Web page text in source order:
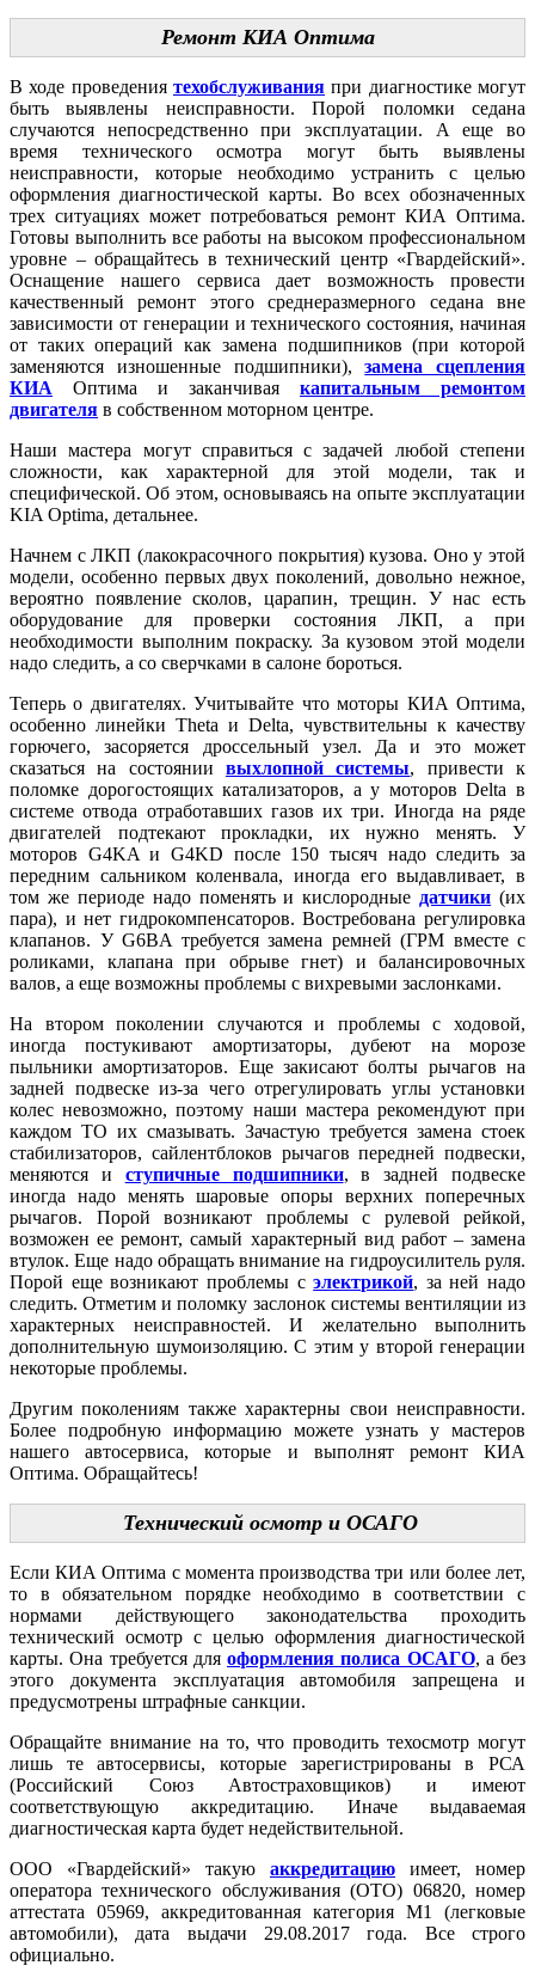
Ремонт КИА Оптима
В ходе проведения техобслуживания при диагностике могут
быть выявлены неисправности. Порой поломки седана
случаются непосредственно при эксплуатации. А еще во
время технического осмотра могут быть выявлены
неисправности, которые необходимо устранить с целью
оформления диагностической карты. Во всех обозначенных
трех ситуациях может потребоваться ремонт КИА Оптима.
Готовы выполнить все работы на высоком профессиональном
уровне – обращайтесь в технический центр «Гвардейский».
Оснащение нашего сервиса дает возможность провести
качественный ремонт этого среднеразмерного седана вне
зависимости от генерации и технического состояния, начиная
от таких операций как замена подшипников (при которой
заменяются изношенные подшипники),замена сцепления
КИА Оптима и заканчивая капитальным ремонтом
двигателя в собственном моторном центре.
Наши мастера могут справиться с задачей любой степени
сложности, как характерной для этой модели, так и
специфической. Об этом, основываясь на опыте эксплуатации
KIA Optima, детальнее.
Начнем с ЛКП (лакокрасочного покрытия) кузова. Оно у этой
модели, особенно первых двух поколений, довольно нежное,
вероятно появление сколов, царапин, трещин. У нас есть
оборудование для проверки состояния ЛКП, а при
необходимости выполним покраску. За кузовом этой модели
надо следить, а со сверчками в салоне бороться.
Теперь о двигателях. Учитывайте что моторы КИА Оптима,
особенно линейки Theta и Delta, чувствительны к качеству
горючего, засоряется дроссельный узел. Да и это может
сказаться на состоянии выхлопной системы, привести к
поломке дорогостоящих катализаторов, а у моторов Delta в
системе отвода отработавших газов их три. Иногда на ряде
двигателей подтекают прокладки, их нужно менять. У
моторов G4KA и G4KD после 150 тысяч надо следить за
передним сальником коленвала, иногда его выдавливает, в
том же периоде надо поменять и кислородные датчики (их
пара), и нет гидрокомпенсаторов. Востребована регулировка
клапанов. У G6BA требуется замена ремней (ГРМ вместе с
роликами, клапана при обрыве гнет) и балансировочных
валов, а еще возможны проблемы с вихревыми заслонками.
На втором поколении случаются и проблемы с ходовой,
иногда постукивают амортизаторы, дубеют на морозе
пыльники амортизаторов. Еще закисают болты рычагов на
задней подвеске из-за чего отрегулировать углы установки
колес невозможно, поэтому наши мастера рекомендуют при
каждом ТО их смазывать. Зачастую требуется замена стоек
стабилизаторов, сайлентблоков рычагов передней подвески,
меняются и ступичные подшипники, в задней подвеске
иногда надо менять шаровые опоры верхних поперечных
рычагов. Порой возникают проблемы с рулевой рейкой,
возможен ее ремонт, самый характерный вид работ – замена
втулок. Еще надо обращать внимание на гидроусилитель руля.
Порой еще возникают проблемы сэлектрикой, за ней надо
следить. Отметим и поломку заслонок системы вентиляции из
характерных неисправностей. И желательно выполнить
дополнительную шумоизоляцию. С этим у второй генерации
некоторые проблемы.
Другим поколениям также характерны свои неисправности.
Более подробную информацию можете узнать у мастеров
нашего автосервиса, которые и выполнят ремонт КИА
Оптима. Обращайтесь!
Технический осмотр и ОСАГО
Если КИА Оптима с момента производства три или более лет,
то в обязательном порядке необходимо в соответствии с
нормами действующего законодательства проходить
технический осмотр с целью оформления диагностической
карты. Она требуется для оформления полиса ОСАГО, а без
этого документа эксплуатация автомобиля запрещена и
предусмотрены штрафные санкции.
Обращайте внимание на то, что проводить техосмотр могут
лишь те автосервисы, которые зарегистрированы в РСА
(Российский Союз Автостраховщиков) и имеют
соответствующую аккредитацию. Иначе выдаваемая
диагностическая карта будет недействительной.
ООО «Гвардейский» такую аккредитацию имеет, номер
оператора технического обслуживания (ОТО) 06820, номер
аттестата 05969, аккредитованная категория М1 (легковые
автомобили), дата выдачи 29.08.2017 года. Все строго
официально.